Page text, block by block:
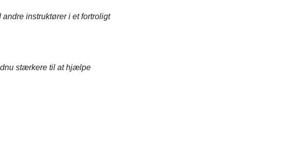
instruktører i et fortroligt
stærkere til at hjælpe